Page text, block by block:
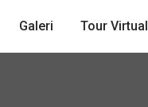
Galeri Tour Virtual